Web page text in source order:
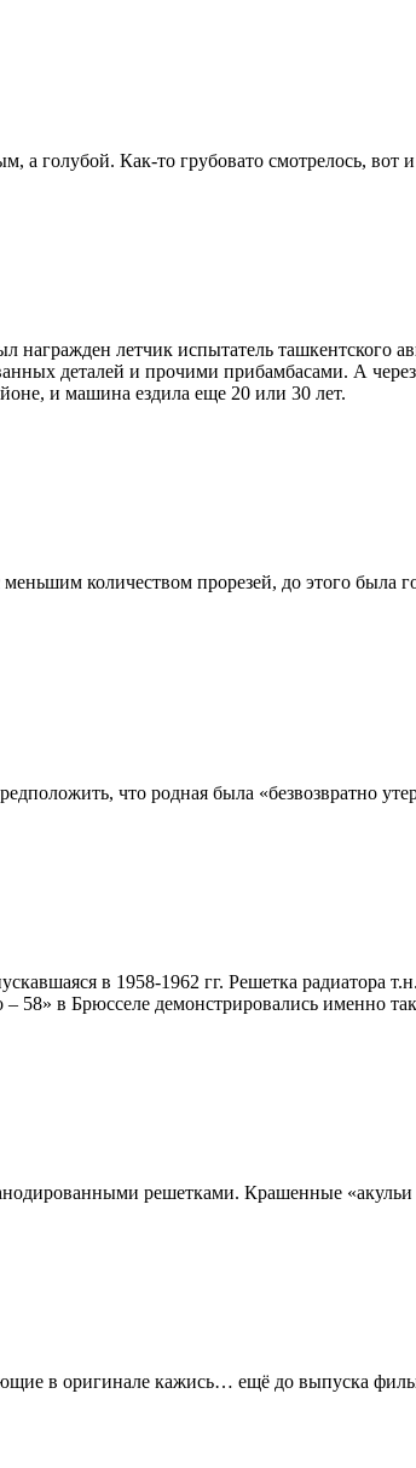
голубой. Как-то грубовато смотрелось, вот
летчик испытатель ташкентского
деталей и прочими прибамбасами. А
и машина ездила еще 20 или 30 лет.
количеством прорезей, до этого была
что родная была «безвозвратно
в 1958-1962 гг. Решетка радиатора
58» в Брюсселе демонстрировались именно
решетками. Крашенные «акульи
в оригинале кажись… ещё до выпуска